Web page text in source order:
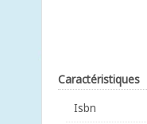
Caractéristiques
Isbn